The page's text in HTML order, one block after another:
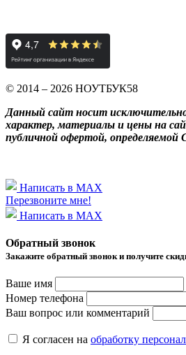
© 2014 – 2026 НОУТБУК58
Данный сайт носит
характер, материалы и цены на
публичной офертой,
Написать в MAX
Перезвоните мне!
Написать в MAX
Обратный звонок
Закажите обратный звонок и получитe
Ваше имя
Номер телефона
Ваш вопрос или комментарий
Я согласен на обработку